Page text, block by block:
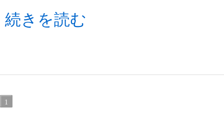
続きを読む
1